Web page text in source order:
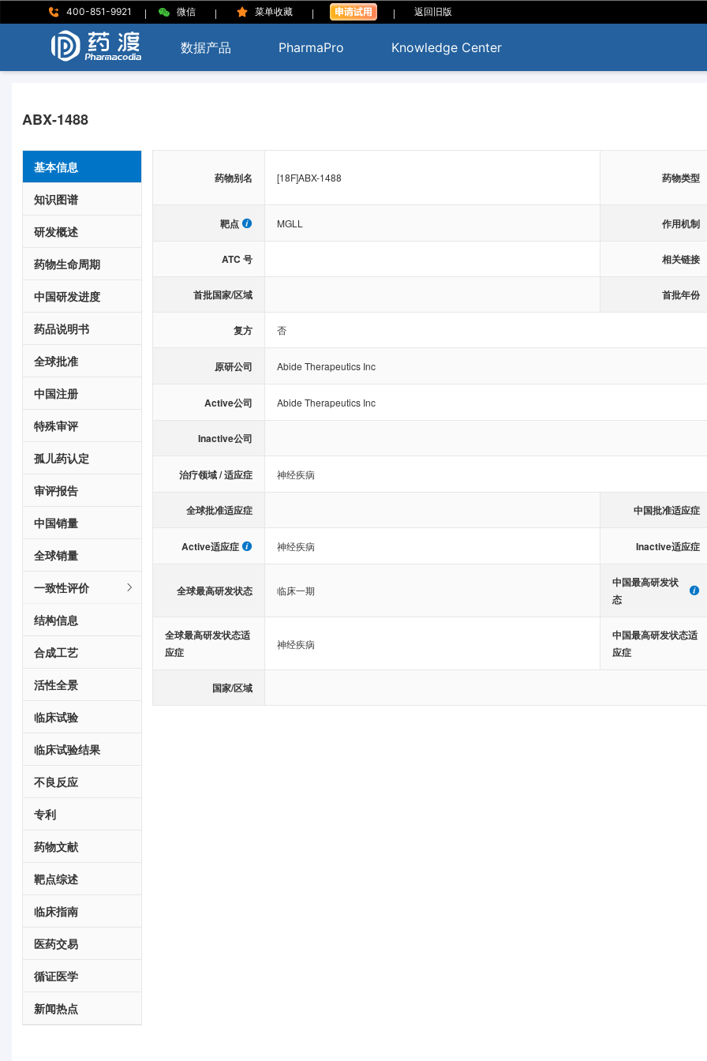
400-851-9921 | 微信 | 菜单收藏 | | 返回旧版
数据产品 PharmaPro Knowledge Center
ABX-1488
基本信息
知识图谱
研发概述
药物生命周期
中国研发进度
药品说明书
全球批准
中国注册
特殊审评
孤儿药认定
审评报告
中国销量
全球销量
一致性评价
结构信息
合成工艺
活性全景
临床试验
临床试验结果
不良反应
专利
药物文献
靶点综述
临床指南
医药交易
循证医学
新闻热点
药物别名 [18F]ABX-1488 药物类型
靶点 MGLL 作用机制
ATC 号 相关链接
首批国家/区域 首批年份
复方 否
原研公司 Abide Therapeutics Inc
Active公司 Abide Therapeutics Inc
Inactive公司
治疗领域 / 适应症 神经疾病
全球批准适应症 中国批准适应症
Active适应症 神经疾病 Inactive适应症
全球最高研发状态 临床一期
中国最高研发状
态
全球最高研发状态适
应症
神经疾病
中国最高研发状态适
应症
国家/区域